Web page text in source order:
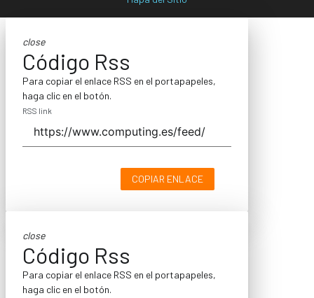
close
Código Rss
Para copiar el enlace RSS en el portapapeles,
haga clic en el botón.
RSS link
COPIAR ENLACE
close
Código Rss
Para copiar el enlace RSS en el portapapeles,
haga clic en el botón.